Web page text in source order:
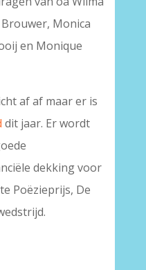
Monica
en Monique
af af maar er is
dit jaar. Er wordt
dekking voor
Poëzieprijs, De